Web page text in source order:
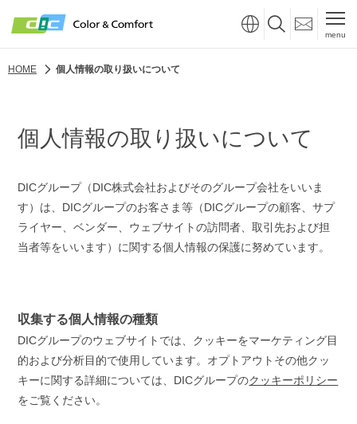
menu
HOME 個人情報の取り扱いについて
個人情報の取り扱いについて
DICグループ（DIC株式会社およびそのグループ会社をいいま
す）は、DICグループのお客さま等（DICグループの顧客、サプ
ライヤー、ベンダー、ウェブサイトの訪問者、取引先および担
当者等をいいます）に関する個人情報の保護に努めています。
収集する個人情報の種類
DICグループのウェブサイトでは、クッキーをマーケティング目
的および分析目的で使用しています。オプトアウトその他クッ
キーに関する詳細については、DICグループのクッキーポリシー
をご覧ください。